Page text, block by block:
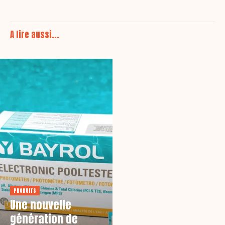
A lire aussi...
PRODUITS
Une nouvelle
génération de